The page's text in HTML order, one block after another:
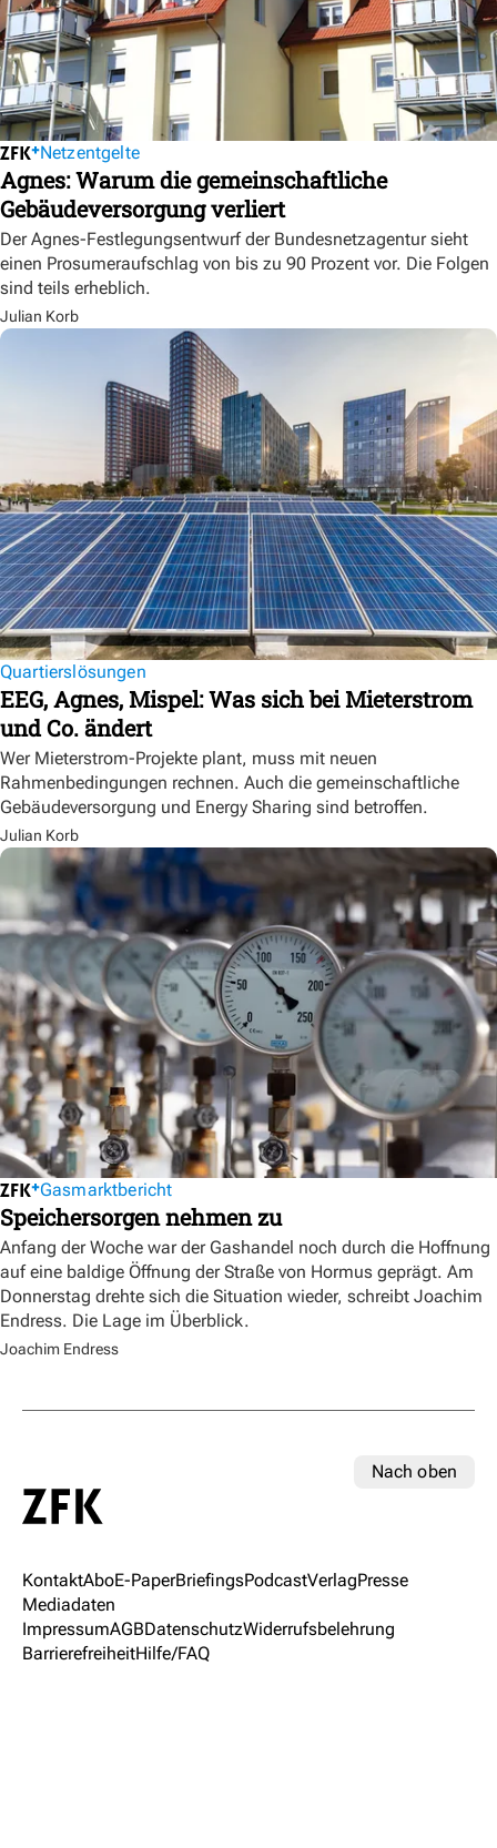
Netzentgelte
Agnes: Warum die gemeinschaftliche
Gebäudeversorgung verliert
Der Agnes-Festlegungsentwurf der Bundesnetzagentur sieht
einen Prosumeraufschlag von bis zu 90 Prozent vor. Die Folgen
sind teils erheblich.
Julian Korb
Quartierslösungen
EEG, Agnes, Mispel: Was sich bei Mieterstrom
und Co. ändert
Wer Mieterstrom-Projekte plant, muss mit neuen
Rahmenbedingungen rechnen. Auch die gemeinschaftliche
Gebäudeversorgung und Energy Sharing sind betroffen.
Julian Korb
Gasmarktbericht
Speichersorgen nehmen zu
Anfang der Woche war der Gashandel noch durch die Hoffnung
auf eine baldige Öffnung der Straße von Hormus geprägt. Am
Donnerstag drehte sich die Situation wieder, schreibt Joachim
Endress. Die Lage im Überblick.
Joachim Endress
Nach oben
KontaktAboE-PaperBriefingsPodcastVerlagPresse
Mediadaten
ImpressumAGBDatenschutzWiderrufsbelehrung
BarrierefreiheitHilfe/FAQ